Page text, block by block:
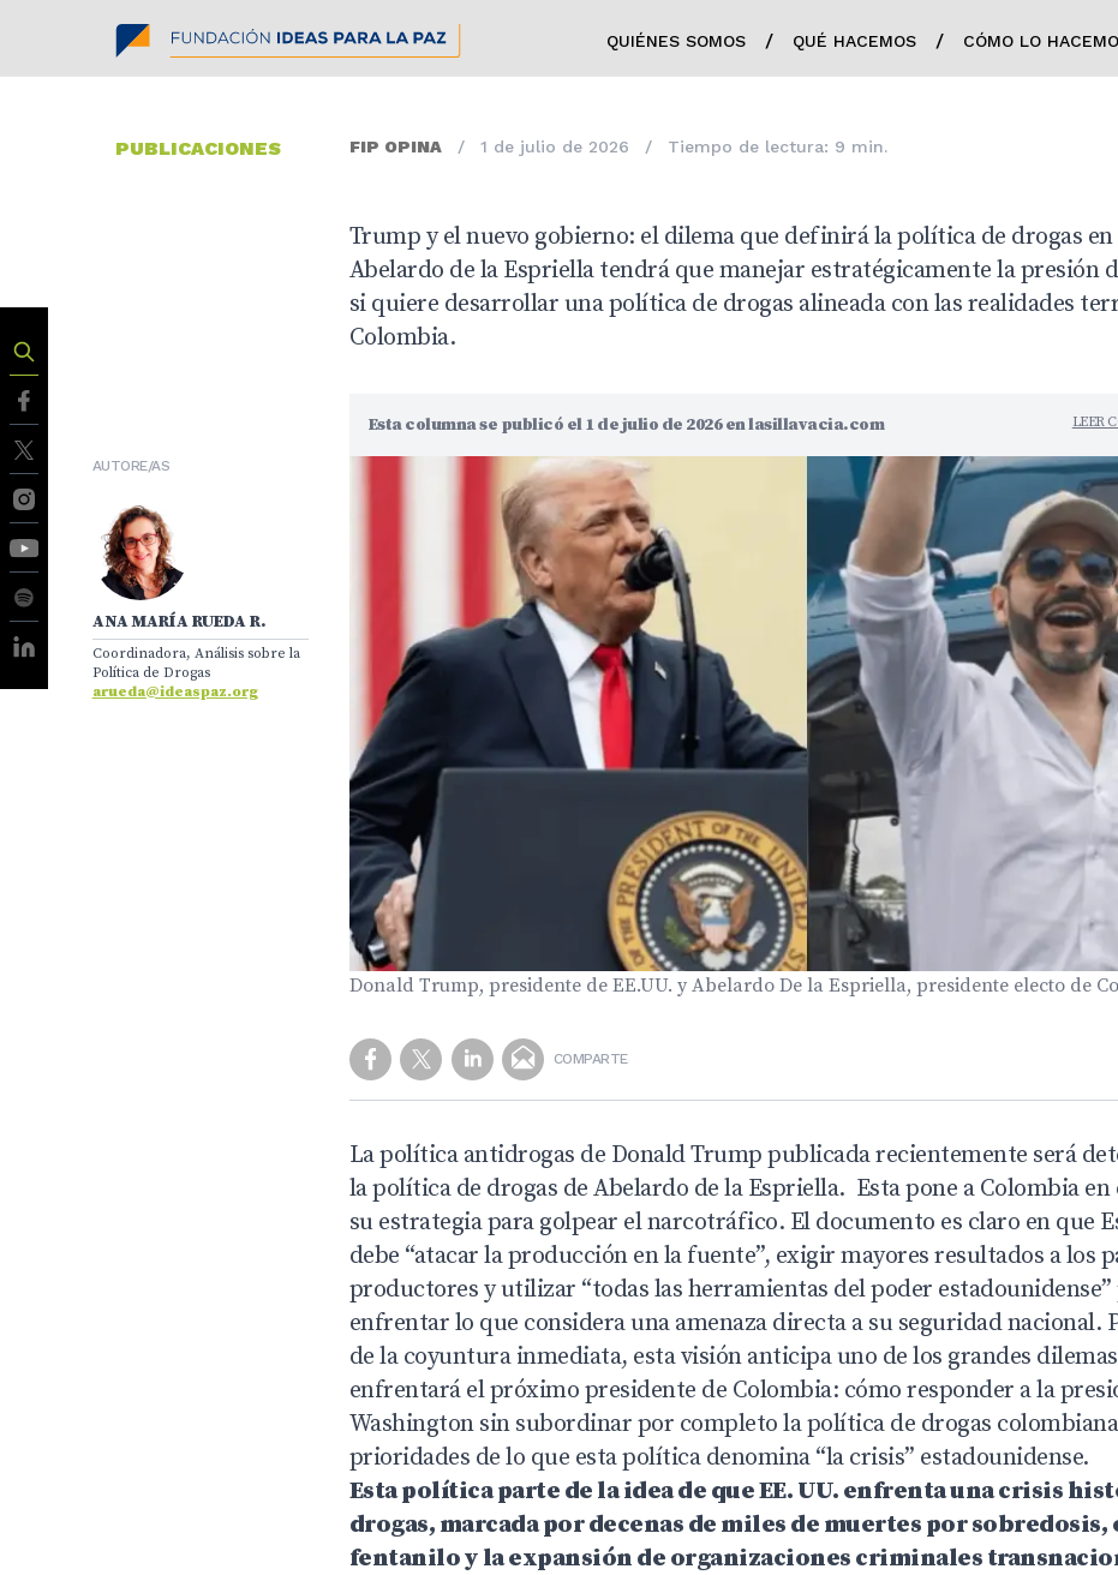
QUIÉNES SOMOS / QUÉ HACEMOS / CÓMO LO
PUBLICACIONES FIP OPINA / 1 de julio de 2026 / Tiempo de lectura: 9 min.
Trump y el nuevo gobierno: el dilema que definirá la política de drogas
Abelardo de la Espriella tendrá que manejar estratégicamente la presión
si quiere desarrollar una política de drogas alineada con las realidades
Colombia.
Esta columna se publicó el 1 de julio de 2026 en lasillavacia.com LEER
Donald Trump, presidente de EE.UU. y Abelardo De la Espriella, presidente electo de
COMPARTE
AUTORE/AS
ANA MARÍA RUEDA R.
Coordinadora, Análisis sobre la
Política de Drogas
arueda@ideaspaz.org
La política antidrogas de Donald Trump publicada recientemente será
la política de drogas de Abelardo de la Espriella. Esta pone a Colombia en
su estrategia para golpear el narcotráfico. El documento es claro en que
debe “atacar la producción en la fuente”, exigir mayores resultados a los
productores y utilizar “todas las herramientas del poder estadounidense”
enfrentar lo que considera una amenaza directa a su seguridad nacional.
de la coyuntura inmediata, esta visión anticipa uno de los grandes
enfrentará el próximo presidente de Colombia: cómo responder a la
Washington sin subordinar por completo la política de drogas
prioridades de lo que esta política denomina “la crisis” estadounidense.
Esta política parte de la idea de que EE. UU. enfrenta una crisis
drogas, marcada por decenas de miles de muertes por sobredosis,
fentanilo y la expansión de organizaciones criminales